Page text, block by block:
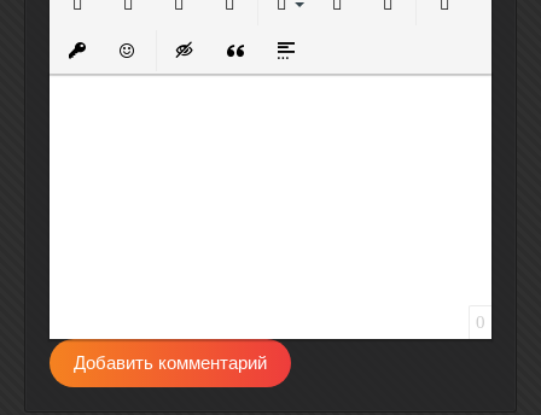
Вставить защищенную ссылку
Вставить смайлик
Вставка скрытого текста
Вставка цитаты
Вставка спойлера
0
Добавить комментарий